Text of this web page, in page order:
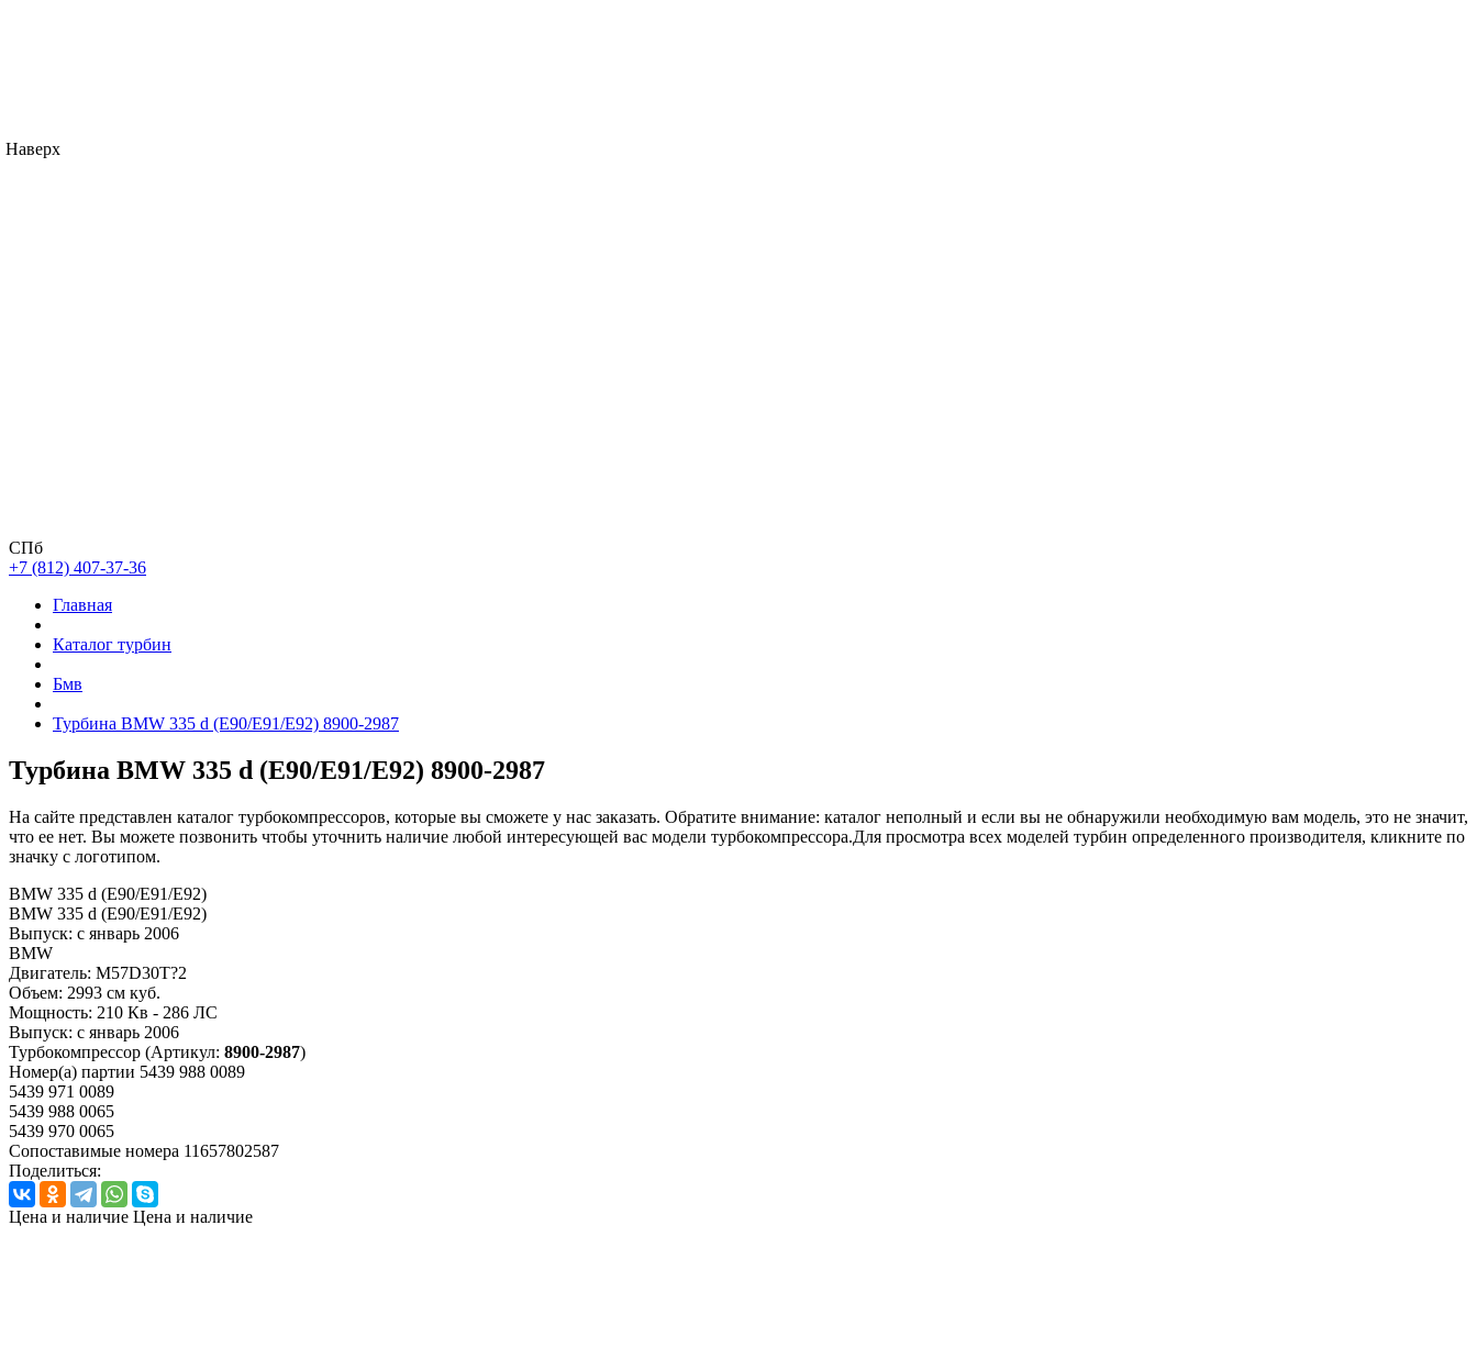
СПб
+7 (812) 407-37-36
Главная
Каталог турбин
Бмв
Турбина BMW 335 d (E90/E91/E92) 8900-2987
Турбина BMW 335 d (E90/E91/E92) 8900-2987
На сайте представлен каталог турбокомпрессоров, которые вы сможете у нас заказать. Обратите внимание: каталог неполный и если вы не обнаружили необходимую вам модель, это не значит,
что ее нет. Вы можете позвонить чтобы уточнить наличие любой интересующей вас модели турбокомпрессора.Для просмотра всех моделей турбин определенного производителя, кликните по
значку с логотипом.
BMW 335 d (E90/E91/E92)
BMW 335 d (E90/E91/E92)
Выпуск: с январь 2006
BMW
Двигатель: M57D30T?2
Объем: 2993 см куб.
Мощность: 210 Кв - 286 ЛС
Выпуск: с январь 2006
Турбокомпрессор (Артикул: 8900-2987)
Номер(а) партии 5439 988 0089
5439 971 0089
5439 988 0065
5439 970 0065
Сопоставимые номера 11657802587
Поделиться:
Цена и наличие Цена и наличие
Наверх